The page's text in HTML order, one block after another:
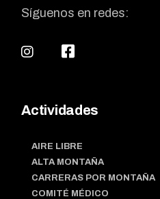
Síguenos en redes:
Actividades
AIRE LIBRE
ALTA MONTAÑA
CARRERAS POR MONTAÑA
COMITÉ MÉDICO